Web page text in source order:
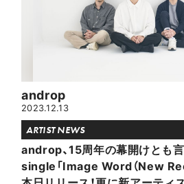
androp
2023.12.13
ARTIST NEWS
androp、15周年の幕開けとも
single「Image Word（New